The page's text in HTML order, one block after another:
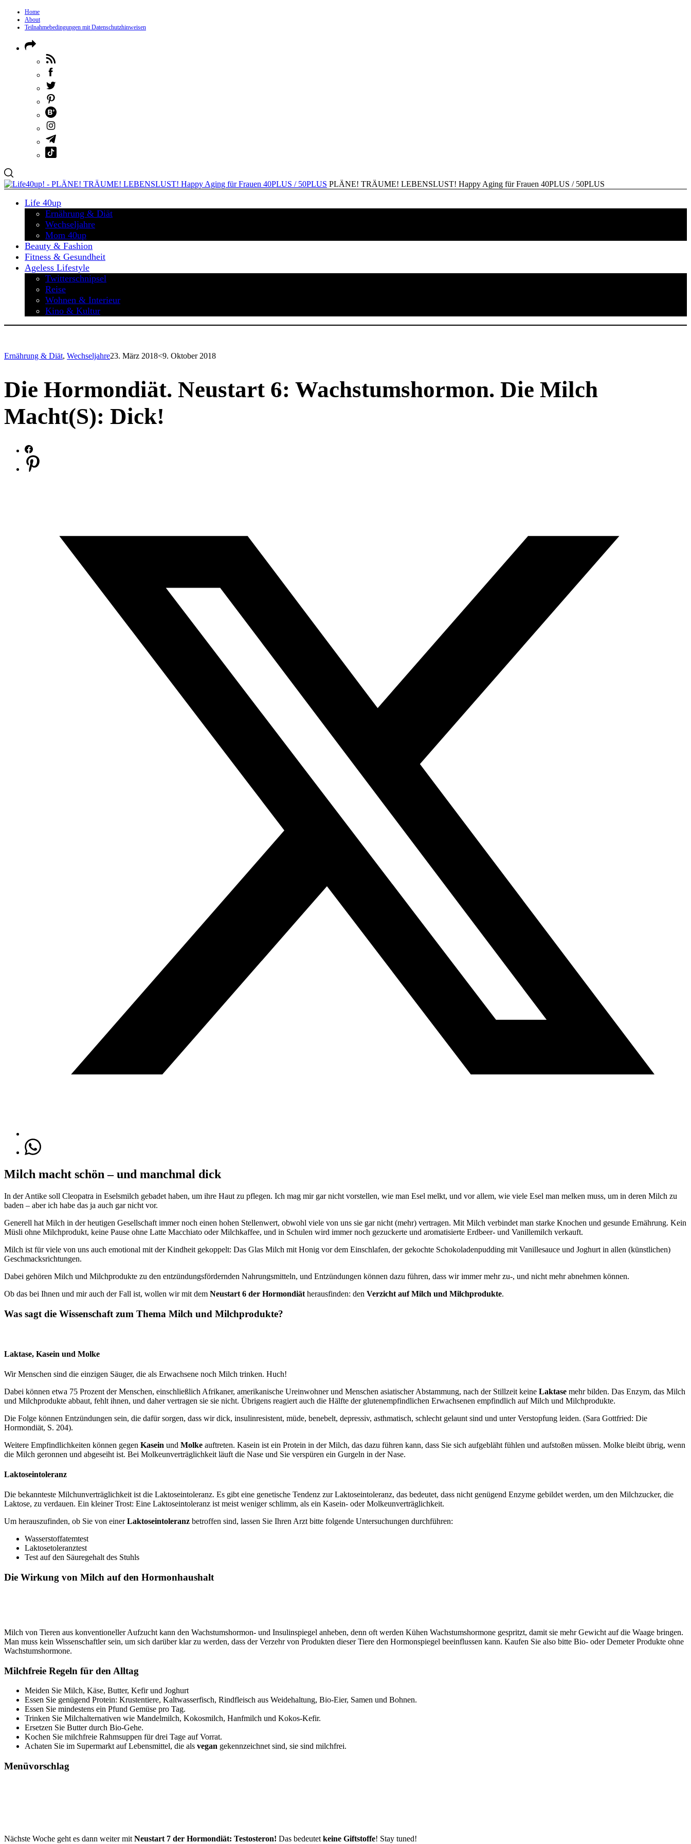
Home
About
Teilnahmebedingungen mit Datenschutzhinweisen
PLÄNE! TRÄUME! LEBENSLUST! Happy Aging für Frauen 40PLUS / 50PLUS
Life 40up
Ernährung & Diät
Wechseljahre
Mom 40up
Beauty & Fashion
Fitness & Gesundheit
Ageless Lifestyle
Twitterschnipsel
Reise
Wohnen & Interieur
Kino & Kultur
Ernährung & Diät, Wechseljahre23. März 2018<9. Oktober 2018
Die Hormondiät. Neustart 6: Wachstumshormon. Die Milch
Macht(s): Dick!
Milch macht schön – und manchmal dick
In der Antike soll Cleopatra in Eselsmilch gebadet haben, um ihre Haut zu pflegen. Ich mag mir gar nicht vorstellen, wie man Esel melkt, und vor allem, wie viele Esel man melken muss, um in deren Milch zu
baden – aber ich habe das ja auch gar nicht vor.
Generell hat Milch in der heutigen Gesellschaft immer noch einen hohen Stellenwert, obwohl viele von uns sie gar nicht (mehr) vertragen. Mit Milch verbindet man starke Knochen und gesunde Ernährung. Kein
Müsli ohne Milchprodukt, keine Pause ohne Latte Macchiato oder Milchkaffee, und in Schulen wird immer noch gezuckerte und aromatisierte Erdbeer- und Vanillemilch verkauft.
Milch ist für viele von uns auch emotional mit der Kindheit gekoppelt: Das Glas Milch mit Honig vor dem Einschlafen, der gekochte Schokoladenpudding mit Vanillesauce und Joghurt in allen (künstlichen)
Geschmacksrichtungen.
Dabei gehören Milch und Milchprodukte zu den entzündungsfördernden Nahrungsmitteln, und Entzündungen können dazu führen, dass wir immer mehr zu-, und nicht mehr abnehmen können.
Ob das bei Ihnen und mir auch der Fall ist, wollen wir mit dem Neustart 6 der Hormondiät herausfinden: den Verzicht auf Milch und Milchprodukte.
Was sagt die Wissenschaft zum Thema Milch und Milchprodukte?
Laktase, Kasein und Molke
Wir Menschen sind die einzigen Säuger, die als Erwachsene noch Milch trinken. Huch!
Dabei können etwa 75 Prozent der Menschen, einschließlich Afrikaner, amerikanische Ureinwohner und Menschen asiatischer Abstammung, nach der Stillzeit keine Laktase mehr bilden. Das Enzym, das Milch
und Milchprodukte abbaut, fehlt ihnen, und daher vertragen sie sie nicht. Übrigens reagiert auch die Hälfte der glutenempfindlichen Erwachsenen empfindlich auf Milch und Milchprodukte.
Die Folge können Entzündungen sein, die dafür sorgen, dass wir dick, insulinresistent, müde, benebelt, depressiv, asthmatisch, schlecht gelaunt sind und unter Verstopfung leiden. (Sara Gottfried: Die
Hormondiät, S. 204).
Weitere Empfindlichkeiten können gegen Kasein und Molke auftreten. Kasein ist ein Protein in der Milch, das dazu führen kann, dass Sie sich aufgebläht fühlen und aufstoßen müssen. Molke bleibt übrig, wenn
die Milch geronnen und abgeseiht ist. Bei Molkeunverträglichkeit läuft die Nase und Sie verspüren ein Gurgeln in der Nase.
Laktoseintoleranz
Die bekannteste Milchunverträglichkeit ist die Laktoseintoleranz. Es gibt eine genetische Tendenz zur Laktoseintoleranz, das bedeutet, dass nicht genügend Enzyme gebildet werden, um den Milchzucker, die
Laktose, zu verdauen. Ein kleiner Trost: Eine Laktoseintoleranz ist meist weniger schlimm, als ein Kasein- oder Molkeunverträglichkeit.
Um herauszufinden, ob Sie von einerLaktoseintoleranz betroffen sind, lassen Sie Ihren Arzt bitte folgende Untersuchungen durchführen:
Wasserstoffatemtest
Laktosetoleranztest
Test auf den Säuregehalt des Stuhls
Die Wirkung von Milch auf den Hormonhaushalt
Milch von Tieren aus konventioneller Aufzucht kann den Wachstumshormon- und Insulinspiegel anheben, denn oft werden Kühen Wachstumshormone gespritzt, damit sie mehr Gewicht auf die Waage bringen.
Man muss kein Wissenschaftler sein, um sich darüber klar zu werden, dass der Verzehr von Produkten dieser Tiere den Hormonspiegel beeinflussen kann. Kaufen Sie also bitte Bio- oder Demeter Produkte ohne
Wachstumshormone.
Milchfreie Regeln für den Alltag
Meiden Sie Milch, Käse, Butter, Kefir und Joghurt
Essen Sie genügend Protein: Krustentiere, Kaltwasserfisch, Rindfleisch aus Weidehaltung, Bio-Eier, Samen und Bohnen.
Essen Sie mindestens ein Pfund Gemüse pro Tag.
Trinken Sie Milchalternativen wie Mandelmilch, Kokosmilch, Hanfmilch und Kokos-Kefir.
Ersetzen Sie Butter durch Bio-Gehe.
Kochen Sie milchfreie Rahmsuppen für drei Tage auf Vorrat.
Achaten Sie im Supermarkt auf Lebensmittel, die als vegan gekennzeichnet sind, sie sind milchfrei.
Menüvorschlag
Nächste Woche geht es dann weiter mit Neustart 7 der Hormondiät: Testosteron! Das bedeutet keine Giftstoffe! Stay tuned!